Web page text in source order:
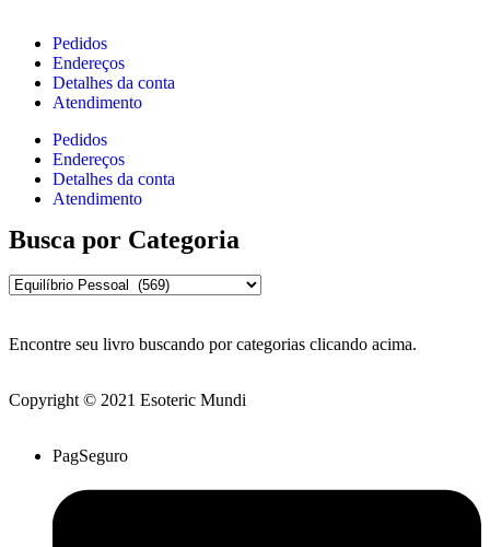
Pedidos
Endereços
Detalhes da conta
Atendimento
Pedidos
Endereços
Detalhes da conta
Atendimento
Busca por Categoria
Encontre seu livro buscando por categorias clicando acima.
Copyright © 2021 Esoteric Mundi
PagSeguro